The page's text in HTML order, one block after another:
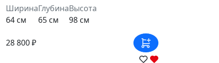
Ширина
64 см
Глубина
65 см
Высота
98 см
28 800 ₽